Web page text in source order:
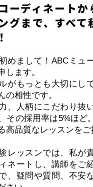
ーディネートか
グまで、すべて
めまして！ABCミュ
します。
がもっとも大切にし
の相性です。
、人柄にこだわり抜
その採用率は5%ほど
高品質なレッスンをご
レッスンでは、私が
ネートし、講師をご
、疑問や質問、不安